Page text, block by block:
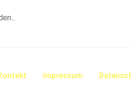
Impressum